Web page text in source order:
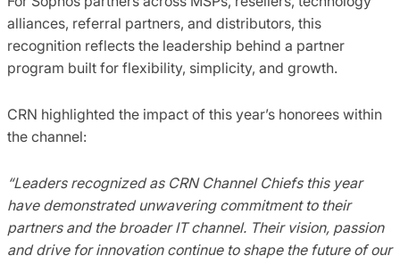
alliances, referral partners, and distributors, this
recognition reflects the leadership behind a partner
program built for flexibility, simplicity, and growth.
CRN highlighted the impact of this year’s honorees within
the channel:
“Leaders recognized as CRN Channel Chiefs this year
have demonstrated unwavering commitment to their
partners and the broader IT channel. Their vision, passion
and drive for innovation continue to shape the future of our